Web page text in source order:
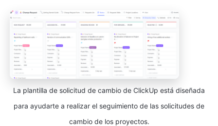
La plantilla de solicitud de cambio de ClickUp está diseñada
para ayudarte a realizar el seguimiento de las solicitudes de
cambio de los proyectos.